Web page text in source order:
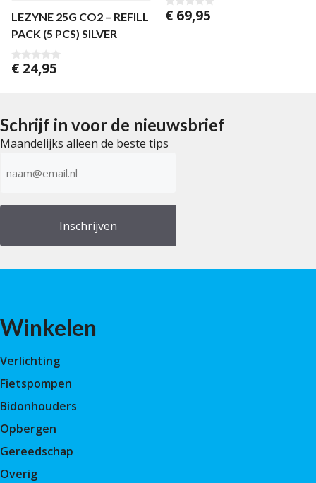
LEZYNE 25G CO2 – REFILL
PACK (5 PCS) SILVER
0
€ 24,95
0
v
€ 69,95
Schrijf in voor de nieuwsbrief
Maandelijks alleen de beste tips
mailadres
Winkelen
Verlichting
Fietspompen
Bidonhouders
Opbergen
Gereedschap
Overig